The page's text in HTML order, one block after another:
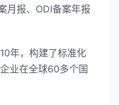
月报、ODI备案年报
年，构建了标准化
业在全球60多个国